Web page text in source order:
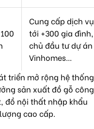
Cung cấp dịch vụ
tới +300 gia đình,
chủ đầu tư dự án
Vinhomes...
triển mở rộng hệ thống
sản xuất đồ gỗ công
đồ nội thất nhập khẩu
cao cấp.